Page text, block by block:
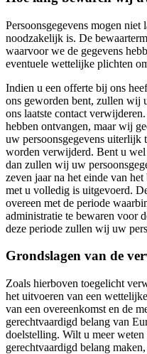
Persoonsgegevens mogen
noodzakelijk is. De
waarvoor we de gegevens
eventuele wettelijke plichten
Indien u een offerte bij ons
ons geworden bent, zullen wij
ons laatste contact
hebben ontvangen, maar wij
uw persoonsgegevens uiterlijk
worden verwijderd. Bent u
dan zullen wij uw
zeven jaar na het einde van
met u volledig is uitgevoerd.
overeen met de periode
administratie te bewaren voor
deze periode zullen wij uw
Grondslagen van de
Zoals hierboven toegelicht
het uitvoeren van een
van een overeenkomst en de
gerechtvaardigd belang van
doelstelling. Wilt u meer
gerechtvaardigd belang